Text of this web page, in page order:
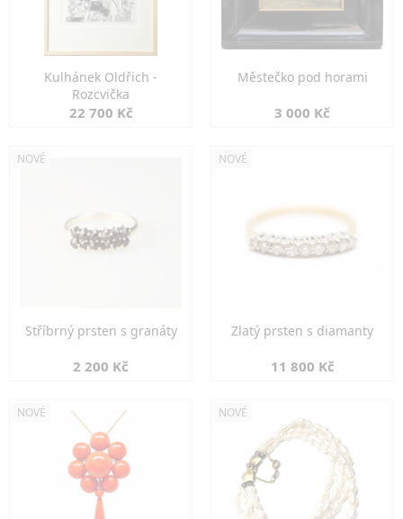
Kulhánek Oldřich -
Rozcvička
22 700 Kč
Městečko pod horami
3 000 Kč
NOVÉ
Stříbrný prsten s granáty
2 200 Kč
NOVÉ
Zlatý prsten s diamanty
11 800 Kč
NOVÉ NOVÉ